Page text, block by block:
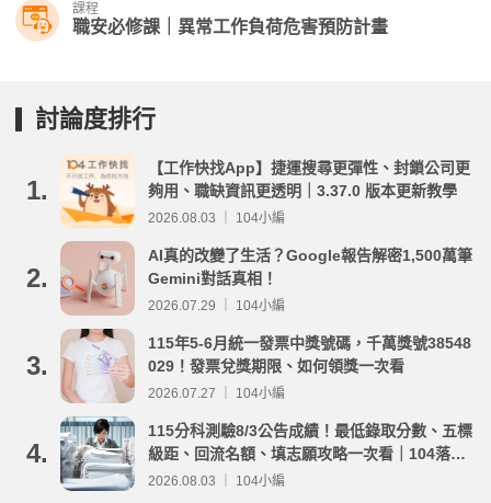
課程
職安必修課｜異常工作負荷危害預防計畫
討論度排行
1.
【工作快找App】捷運搜尋更彈性、封鎖公司更
夠用、職缺資訊更透明｜3.37.0 版本更新教學
2026.08.03 ｜ 104小編
2.
AI真的改變了生活？Google報告解密1,500萬筆
Gemini對話真相！
2026.07.29 ｜ 104小編
3.
115年5-6月統一發票中獎號碼，千萬獎號38548
029！發票兌獎期限、如何領獎一次看
2026.07.27 ｜ 104小編
4.
115分科測驗8/3公告成績！最低錄取分數、五標
級距、回流名額、填志願攻略一次看｜104落點
分析
2026.08.03 ｜ 104小編